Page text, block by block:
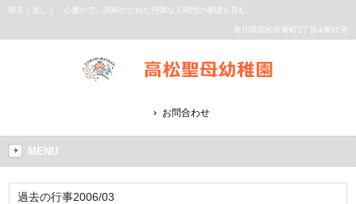
明るく逞しく、心豊かで、調和のとれた円満な人間性の基礎を育む。
香川県高松市番町2丁目4番31号
お問合わせ
MENU
過去の行事2006/03